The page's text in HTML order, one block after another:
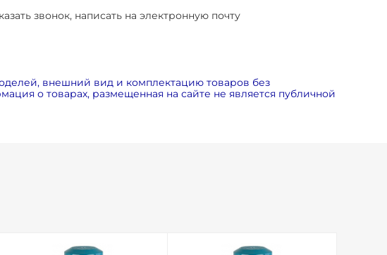
звонок, написать на электронную почту
внешний вид и комплектацию товаров без
о товарах, размещенная на сайте не является публичной